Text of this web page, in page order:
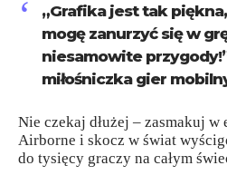
„Grafika jest tak piękna,
mogę zanurzyć się w
niesamowite
miłośniczka gier
Nie czekaj dłużej – zasmakuj w
Airborne i skocz w świat
do tysięcy graczy na całym